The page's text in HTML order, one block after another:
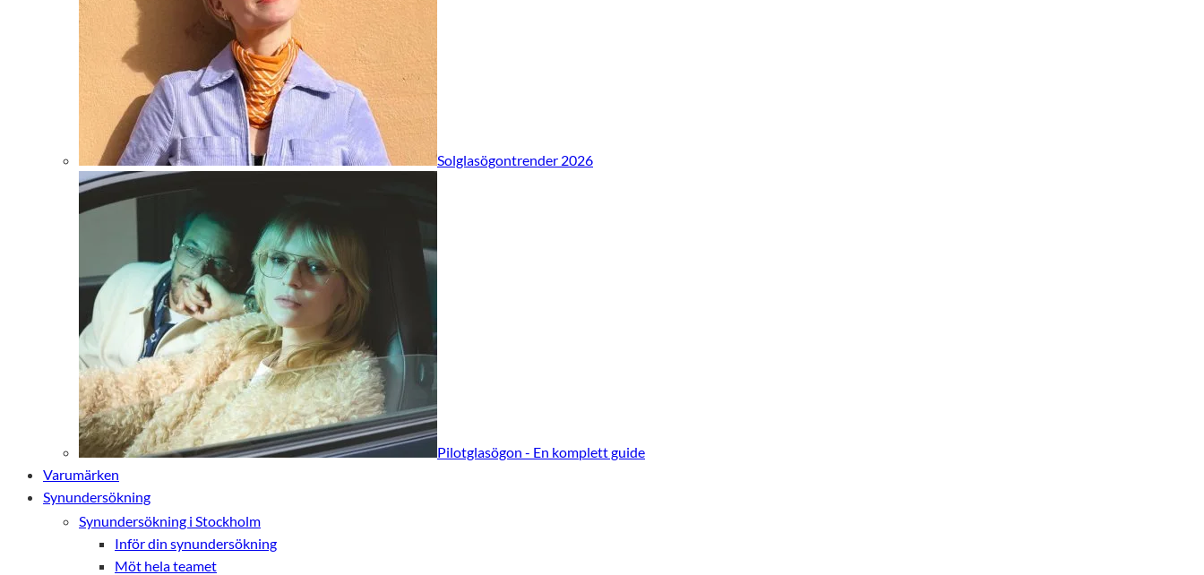
Solglasögontrender 2026
Pilotglasögon - En komplett guide
Varumärken
Synundersökning
Synundersökning i Stockholm
Inför din synundersökning
Möt hela teamet
och erbjudanden.